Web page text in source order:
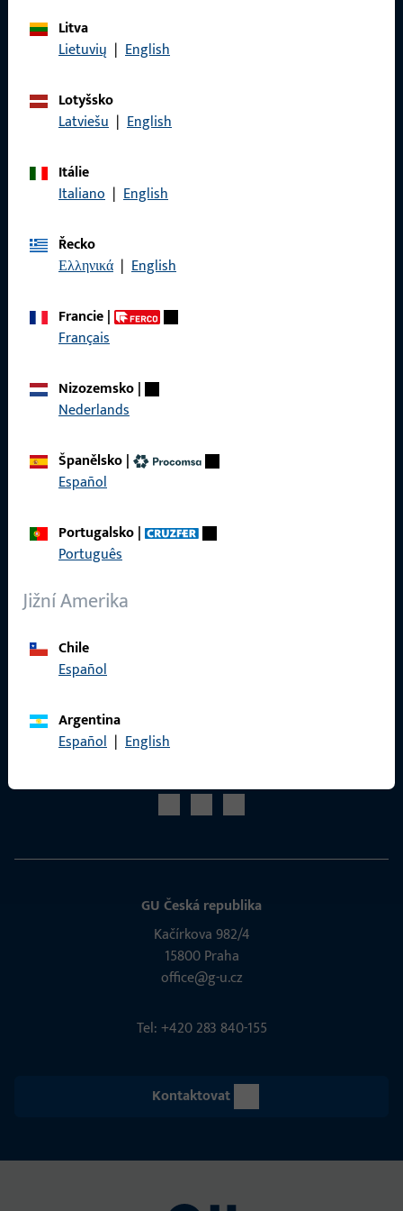
Litva
Lietuvių | English
Lotyšsko
Latviešu | English
Itálie
Italiano | English
Řecko
Ελληνικά | English
Francie|
Français
Nizozemsko|
Nederlands
Španělsko|
Español
Portugalsko|
Português
Jižní Amerika
Chile
Español
Argentina
Español | English
Ochrana osobních údajů
Rychlý přístup
Produkty
Katalog produktů
GU Česká republika
Kačírkova 982/4
15800 Praha
office@g-u.cz
Tel: +420 283 840-155
Kontaktovat